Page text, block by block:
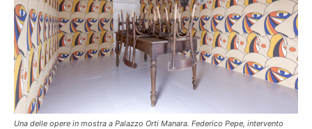
Una delle opere in mostra a Palazzo Orti Manara. Federico Pepe, intervento